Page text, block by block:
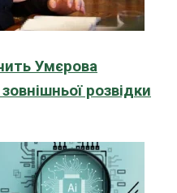
Умєрова
розвідки